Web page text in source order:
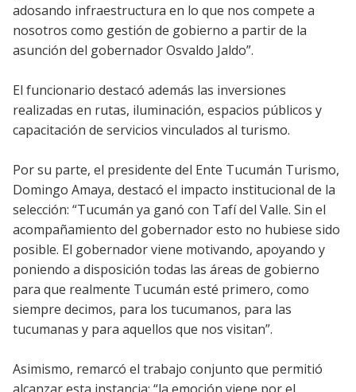
adosando infraestructura en lo que nos compete a
nosotros como gestión de gobierno a partir de la
asunción del gobernador Osvaldo Jaldo”.
El funcionario destacó además las inversiones
realizadas en rutas, iluminación, espacios públicos y
capacitación de servicios vinculados al turismo.
Por su parte, el presidente del Ente Tucumán Turismo,
Domingo Amaya, destacó el impacto institucional de la
selección: “Tucumán ya ganó con Tafí del Valle. Sin el
acompañamiento del gobernador esto no hubiese sido
posible. El gobernador viene motivando, apoyando y
poniendo a disposición todas las áreas de gobierno
para que realmente Tucumán esté primero, como
siempre decimos, para los tucumanos, para las
tucumanas y para aquellos que nos visitan”.
Asimismo, remarcó el trabajo conjunto que permitió